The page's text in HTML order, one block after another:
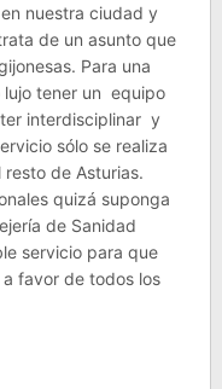
nuestra ciudad y
de un asunto que
Para una
lujo tener un equipo
interdisciplinar y
sólo se realiza
de Asturias.
quizá suponga
de Sanidad
servicio para que
favor de todos los